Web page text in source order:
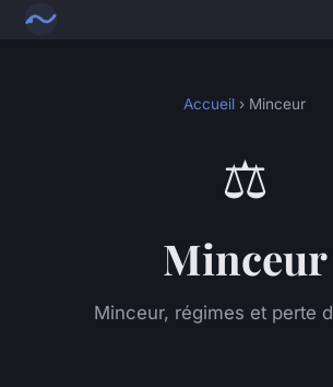
Accueil › Minceur
⚖️
Minceur
Minceur, régimes et perte